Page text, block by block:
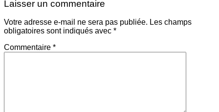
Laisser un commentaire
Votre adresse e-mail ne sera pas publiée. Les champs
obligatoires sont indiqués avec *
Commentaire *